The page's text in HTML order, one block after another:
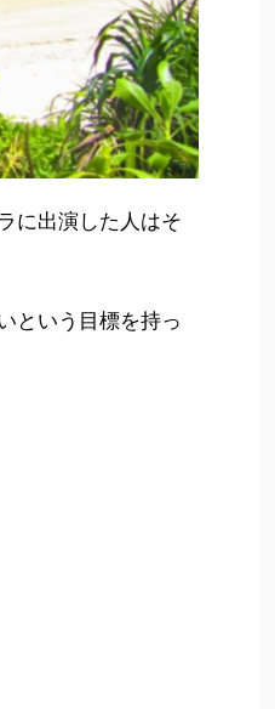
に出演した人はそ
という目標を持っ